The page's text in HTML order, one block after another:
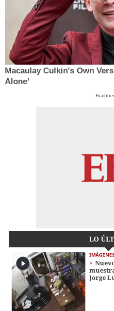
Macaulay Culkin's Own
Alone’
LO
IMÁGENES
Jorge